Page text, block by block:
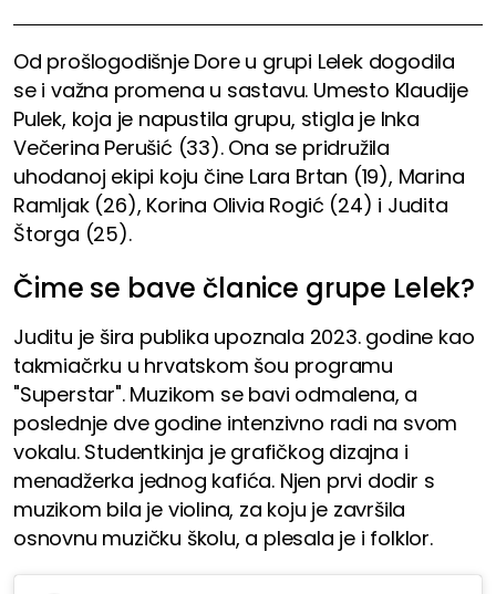
Od prošlogodišnje Dore u grupi Lelek dogodila
se i važna promena u sastavu. Umesto Klaudije
Pulek, koja je napustila grupu, stigla je Inka
Večerina Perušić (33). Ona se pridružila
uhodanoj ekipi koju čine Lara Brtan (19), Marina
Ramljak (26), Korina Olivia Rogić (24) i Judita
Štorga (25).
Čime se bave članice grupe Lelek?
Juditu je šira publika upoznala 2023. godine kao
takmiačrku u hrvatskom šou programu
"Superstar". Muzikom se bavi odmalena, a
poslednje dve godine intenzivno radi na svom
vokalu. Studentkinja je grafičkog dizajna i
menadžerka jednog kafića. Njen prvi dodir s
muzikom bila je violina, za koju je završila
osnovnu muzičku školu, a plesala je i folklor.